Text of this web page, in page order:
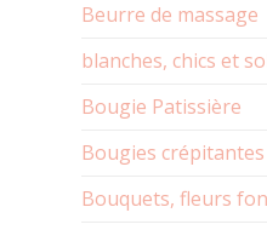
Beurre de massage
blanches, chics et
Bougie Patissière
Bougies crépitantes
Bouquets, fleurs